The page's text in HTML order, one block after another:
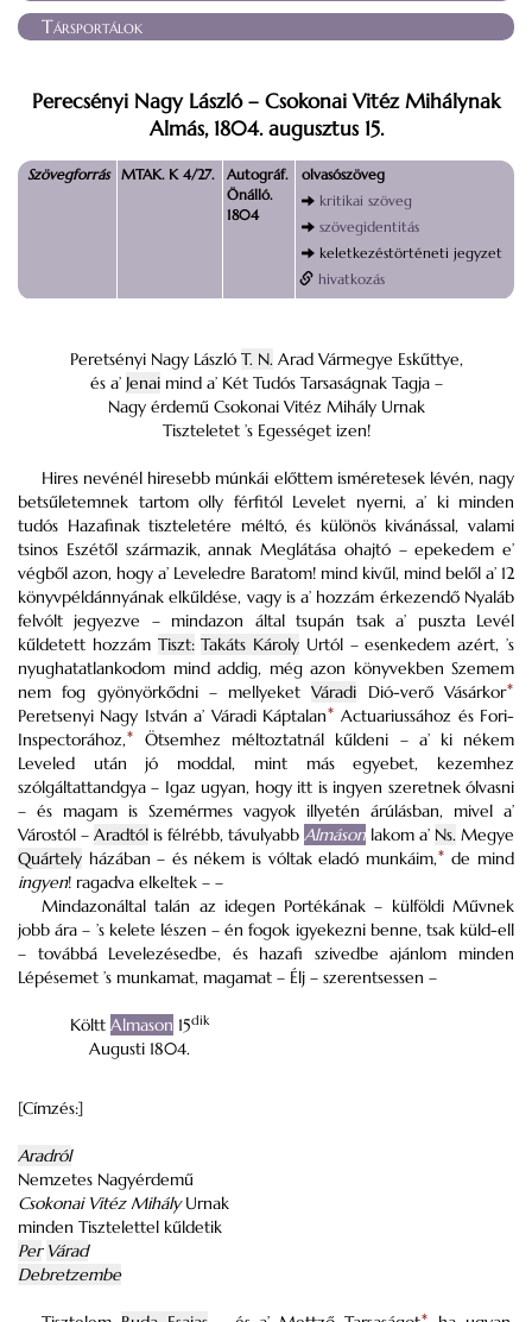
Társportálok
Perecsényi Nagy László – Csokonai Vitéz Mihálynak
Almás, 1804. augusztus 15.
Szövegforrás MTAK. K 4/27.
Autográf.
Önálló.
1804
olvasószöveg
kritikai szöveg
szövegidentitás
keletkezéstörténeti jegyzet
hivatkozás
Peretsényi Nagy László T. N. Arad Vármegye Eskűttye,
és a’ Jenaimind a’ Két Tudós Tarsaságnak Tagja –
Nagy érdemű Csokonai Vitéz Mihály Urnak
Tiszteletet ’s Egességet izen!
Hires nevénél hiresebb múnkái előttem isméretesek lévén, nagy
betsűletemnek tartom olly férfitól Levelet nyerni, a’ ki minden
tudós Hazafinak tiszteletére méltó, és különös kivánással, valami
tsinos Eszétől származik, annak Meglátása ohajtó – epekedem e’
végből azon, hogy a’ Leveledre Baratom! mind kivűl, mind belől a’ 12
könyvpéldánnyának elkűldése, vagy is a’ hozzám érkezendő Nyaláb
felvólt jegyezve – mindazon által tsupán tsak a’ puszta Levél
kűldetett hozzám Tiszt: Takáts Károly Urtól – esenkedem azért, ’s
nyughatatlankodom mind addig, még azon könyvekben Szemem
nem fog gyönyörkődni – mellyeketVáradi Dió-verő Vásárkor*
Peretsenyi Nagy István a’ Váradi Káptalan* Actuariussához és Fori-
Inspectorához,*
Ötsemhez méltoztatnál kűldeni – a’ ki nékem
Leveled után jó moddal, mint más egyebet, kezemhez
szólgáltattandgya – Igaz ugyan, hogy itt is ingyen szeretnek ólvasni
– és magam is Szemérmes vagyok illyetén árúlásban, mivel a’
Várostól – Aradtól is félrébb, távulyabb Almáson lakom a’ Ns. Megye
Quártely házában – és nékem is vóltak eladó munkáim,* de mind
ingyen! ragadva elkeltek – –
Mindazonáltal talán az idegen Portékának – külföldi Művnek
jobb ára – ’s kelete lészen – én fogok igyekezni benne, tsak küld-ell
– továbbá Levelezésedbe, és hazafi szivedbe ajánlom minden
Lépésemet ’s munkamat, magamat – Élj – szerentsessen –
Költt Almason 15dik
Augusti 1804.
[Címzés:]
Aradról
Nemzetes Nagyérdemű
Csokonai Vitéz MihályUrnak
minden Tisztelettel kűldetik
Per Várad
Debretzembe
*